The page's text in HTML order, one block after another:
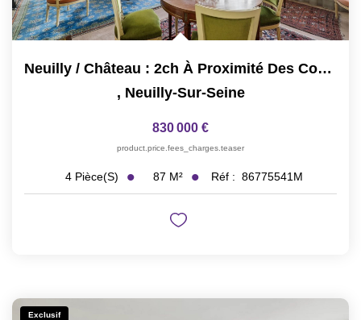
Neuilly / Château : 2ch À Proximité Des Commodités
, Neuilly-Sur-Seine
830 000 €
product.price.fees_charges.teaser
4 Pièce(s) 87 M² Réf : 86775541M
Exclusif